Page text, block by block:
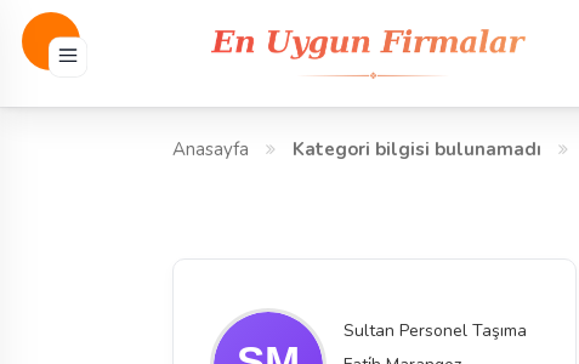
Anasayfa Kategori bilgisi bulunamadı
Sultan Personel Taşıma